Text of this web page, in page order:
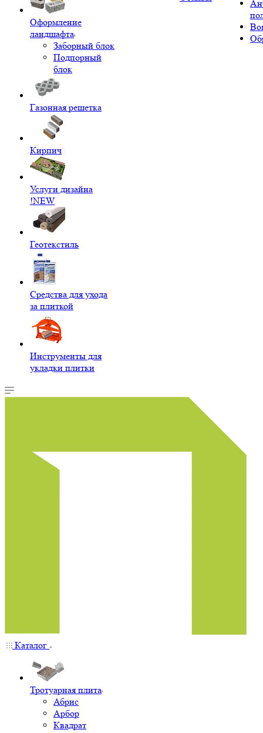
Оформление
ландшафта
Заборный блок
Подпорный
блок
Газонная решетка
Кирпич
Услуги дизайна
!NEW
Геотекстиль
Средства для ухода
за плиткой
Инструменты для
укладки плитки
Каталог
Тротуарная плита
Абрис
Арбор
Квадрат